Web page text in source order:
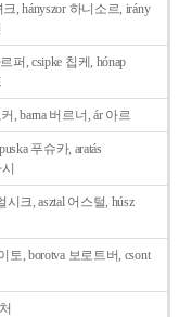
크, hányszor 하니소르, irány
퍼, csipke 칩케, hónap
, barna 버르너, ár 아르
푸슈카, aratás
시크, asztal 어스털, húsz
토, borotva 보로트버, csont